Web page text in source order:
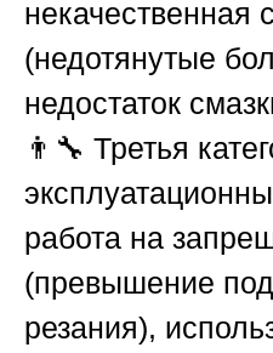
некачественная
(недотянутые
недостаток
👨‍🔧 Третья
работа на
(превышение
резания),